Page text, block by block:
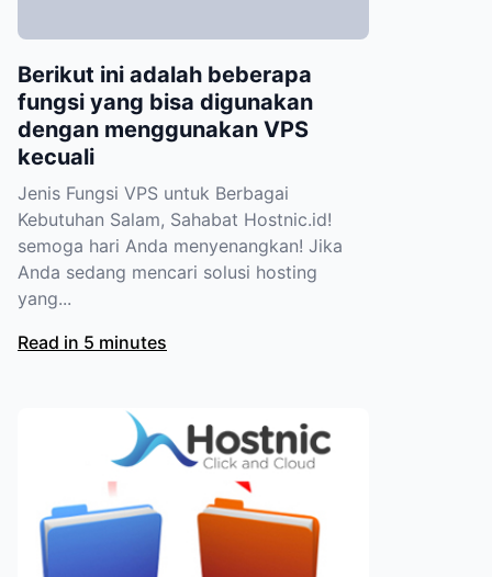
Berikut ini adalah beberapa
fungsi yang bisa digunakan
dengan menggunakan VPS
kecuali
Jenis Fungsi VPS untuk Berbagai
Kebutuhan Salam, Sahabat Hostnic.id!
semoga hari Anda menyenangkan! Jika
Anda sedang mencari solusi hosting
yang...
Read in 5 minutes